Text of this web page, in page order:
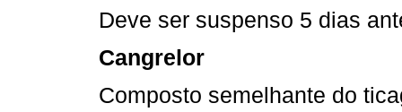
Deve ser suspenso 5 dias
Cangrelor
Composto semelhante do